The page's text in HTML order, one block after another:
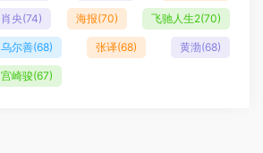
肖央(74) 海报(70) 飞驰人生2(70)
乌尔善(68) 张译(68) 黄渤(68)
宫崎骏(67)